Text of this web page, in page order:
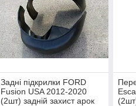
Задні підкрилки FORD
Fusion USA 2012-2020
(2шт) задній захист арок